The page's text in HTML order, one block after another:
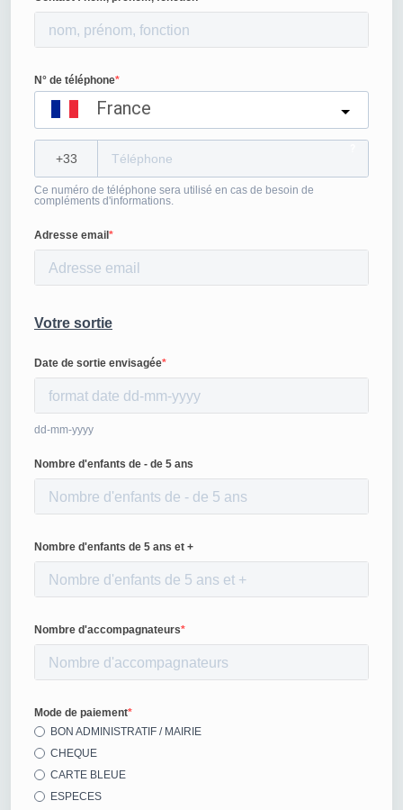
N° de téléphone
France
Ce numéro de téléphone sera utilisé en cas de besoin de
compléments d'informations.
Adresse email
Votre sortie
Date de sortie envisagée
dd-mm-yyyy
Nombre d'enfants de - de 5 ans
Nombre d'enfants de 5 ans et +
Nombre d'accompagnateurs
Mode de paiement
BON ADMINISTRATIF / MAIRIE
CHEQUE
CARTE BLEUE
ESPECES